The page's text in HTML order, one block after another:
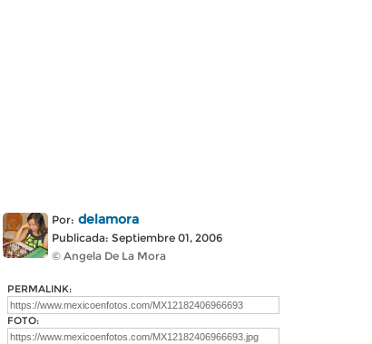
Por: delamora
Publicada: Septiembre 01, 2006
© Angela De La Mora
PERMALINK:
FOTO: